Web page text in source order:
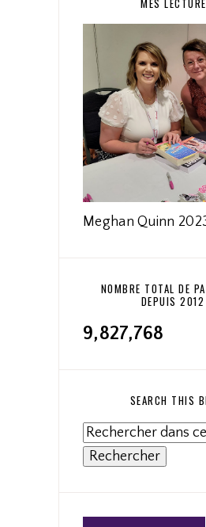
Meghan Quinn
NOMBRE TOTAL DE
DEPUIS 2012
9,827,768
SEARCH THIS